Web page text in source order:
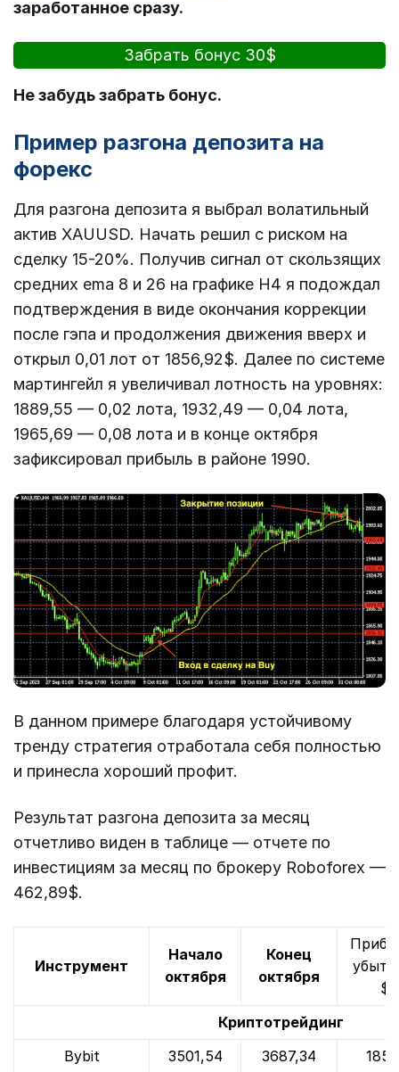
заработанное сразу.
Забрать бонус 30$
Не забудь забрать бонус.
Пример разгона депозита на
форекс
Для разгона депозита я выбрал волатильный
актив XAUUSD. Начать решил с риском на
сделку 15-20%. Получив сигнал от скользящих
средних ema 8 и 26 на графике H4 я подождал
подтверждения в виде окончания коррекции
после гэпа и продолжения движения вверх и
открыл 0,01 лот от 1856,92$. Далее по системе
мартингейл я увеличивал лотность на уровнях:
1889,55 — 0,02 лота, 1932,49 — 0,04 лота,
1965,69 — 0,08 лота и в конце октября
зафиксировал прибыль в районе 1990.
В данном примере благодаря устойчивому
тренду стратегия отработала себя полностью
и принесла хороший профит.
Результат разгона депозита за месяц
отчетливо виден в таблице — отчете по
инвестициям за месяц по брокеру Roboforex —
462,89$.
Инструмент
Начало
октября
Конец
октября
$
Криптотрейдинг
Bybit
3501,54 3687,34